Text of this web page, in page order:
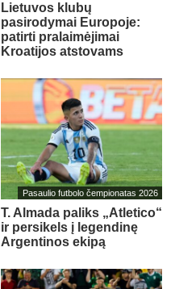
Lietuvos klubų
pasirodymai Europoje:
patirti pralaimėjimai
Kroatijos atstovams
Pasaulio futbolo čempionatas 2026
T. Almada paliks „Atletico“
ir persikels į legendinę
Argentinos ekipą